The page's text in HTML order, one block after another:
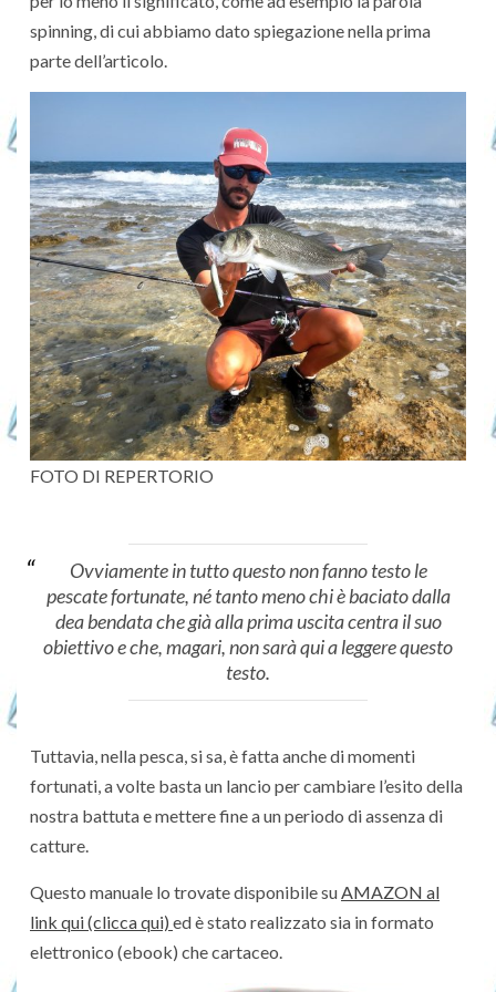
spinning, di cui abbiamo dato spiegazione nella prima
parte dell’articolo.
FOTO DI REPERTORIO
Ovviamente in tutto questo non fanno testo le
pescate fortunate, né tanto meno chi è baciato dalla
dea bendata che già alla prima uscita centra il suo
obiettivo e che, magari, non sarà qui a leggere questo
testo.
Tuttavia, nella pesca, si sa, è fatta anche di momenti
fortunati, a volte basta un lancio per cambiare l’esito della
nostra battuta e mettere fine a un periodo di assenza di
catture.
Questo manuale lo trovate disponibile su AMAZON al
link qui (clicca qui) ed è stato realizzato sia in formato
elettronico (ebook) che cartaceo.